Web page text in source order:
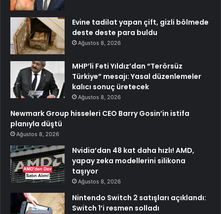
Evine tadilat yapan çift, gizli bölmede
deste deste para buldu
Ağustos 8, 2026
MHP’li Feti Yıldız’dan “Terörsüz
Türkiye” mesajı: Yasal düzenlemeler
kalıcı sonuç üretecek
Ağustos 8, 2026
Newmark Group hisseleri CEO Barry Gosin’in istifa
planıyla düştü
Ağustos 8, 2026
Nvidia’dan 48 kat daha hızlı! AMD,
yapay zeka modellerini silikona
taşıyor
Ağustos 8, 2026
Nintendo Switch 2 satışları açıklandı:
Switch 1’i resmen solladı